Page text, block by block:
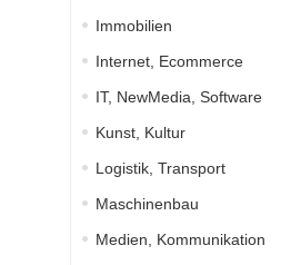
Immobilien
Internet, Ecommerce
IT, NewMedia, Software
Kunst, Kultur
Logistik, Transport
Maschinenbau
Medien, Kommunikation